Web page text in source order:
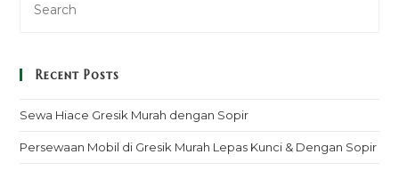
Recent Posts
Sewa Hiace Gresik Murah dengan Sopir
Persewaan Mobil di Gresik Murah Lepas Kunci & Dengan Sopir